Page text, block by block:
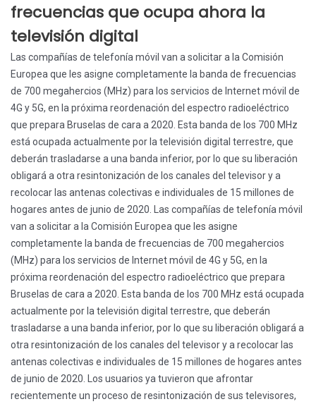
frecuencias que ocupa ahora la
televisión digital
Las compañías de telefonía móvil van a solicitar a la Comisión
Europea que les asigne completamente la banda de frecuencias
de 700 megahercios (MHz) para los servicios de Internet móvil de
4G y 5G, en la próxima reordenación del espectro radioeléctrico
que prepara Bruselas de cara a 2020. Esta banda de los 700 MHz
está ocupada actualmente por la televisión digital terrestre, que
deberán trasladarse a una banda inferior, por lo que su liberación
obligará a otra resintonización de los canales del televisor y a
recolocar las antenas colectivas e individuales de 15 millones de
hogares antes de junio de 2020. Las compañías de telefonía móvil
van a solicitar a la Comisión Europea que les asigne
completamente la banda de frecuencias de 700 megahercios
(MHz) para los servicios de Internet móvil de 4G y 5G, en la
próxima reordenación del espectro radioeléctrico que prepara
Bruselas de cara a 2020. Esta banda de los 700 MHz está ocupada
actualmente por la televisión digital terrestre, que deberán
trasladarse a una banda inferior, por lo que su liberación obligará a
otra resintonización de los canales del televisor y a recolocar las
antenas colectivas e individuales de 15 millones de hogares antes
de junio de 2020. Los usuarios ya tuvieron que afrontar
recientemente un proceso de resintonización de sus televisores,